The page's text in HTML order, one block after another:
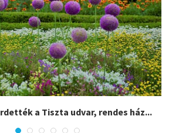
a Tiszta udvar, rendes ház...